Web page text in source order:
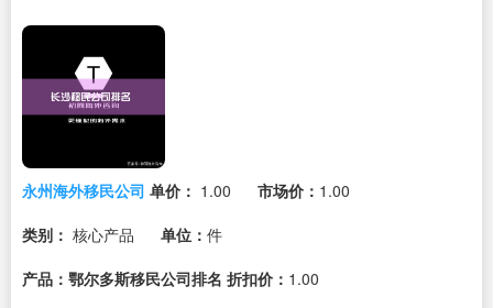
永州海外移民公司 单价： 1.00 市场价： 1.00
类别： 核心产品 单位： 件
产品：鄂尔多斯移民公司排名 折扣价： 1.00